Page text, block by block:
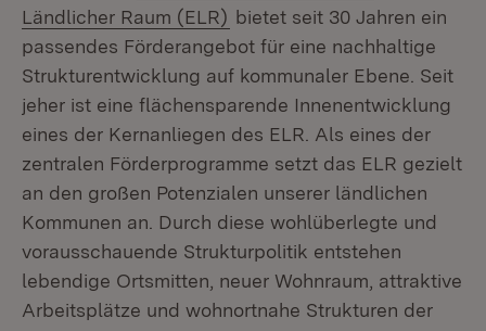
Ländlicher Raum (ELR) (Öffnet in neuem Fenster)
bietet seit 30 Jahren ein
passendes Förderangebot für eine nachhaltige
Strukturentwicklung auf kommunaler Ebene. Seit
jeher ist eine flächensparende Innenentwicklung
eines der Kernanliegen des ELR. Als eines der
zentralen Förderprogramme setzt das ELR gezielt
an den großen Potenzialen unserer ländlichen
Kommunen an. Durch diese wohlüberlegte und
vorausschauende Strukturpolitik entstehen
lebendige Ortsmitten, neuer Wohnraum, attraktive
Arbeitsplätze und wohnortnahe Strukturen der